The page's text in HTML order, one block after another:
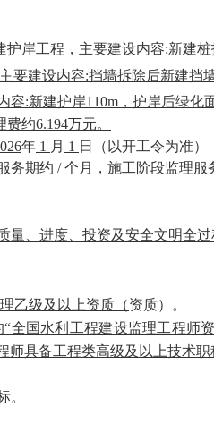
岸工程，主要建设内容:新建
要建设内容:挡墙拆除后新建挡
:新建护岸110m，护岸后绿化
约6.194万元。
年 1 月 1 日（以开工令为准）
务期约 /个月，施工阶段监理服
量、进度、投资及安全文明全
乙级及以上资质 （资质）。
“全国水利工程建设监理工程师
师具备工程类高级及以上技术职
。